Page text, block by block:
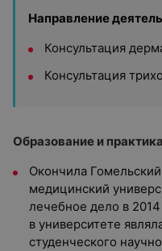
Направление
Консультация
Консультация
Образование и
Окончила
медицинский
лечебное дело в
в университете
студенческого